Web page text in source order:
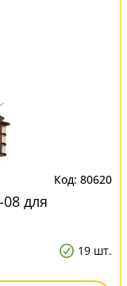
80620
для
19 шт.